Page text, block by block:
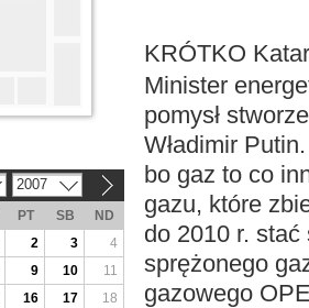
KRÓTKO
Minister
pomysł
Władimir
bo gaz to co
gazu, które
do 2010 r.
sprężonego
gazowego
2007
PT SB
ND
2 3
4
9 10
11
16 17
18